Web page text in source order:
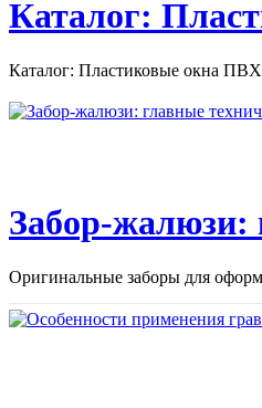
Каталог:
Каталог: Пластиковые окна
Забор-жалюзи:
Оригинальные заборы для